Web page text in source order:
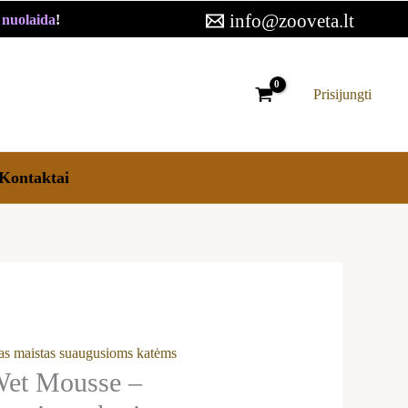
! info@zooveta.lt
Prisijungti
maistas suaugusioms katėms
Mousse –
through